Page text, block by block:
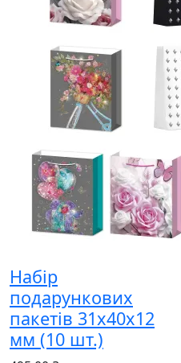
Набір
подарункових
пакетів 31х40х12
мм (10 шт.)